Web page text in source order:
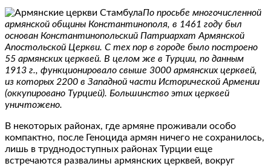
По просьбе многочисленной
армянской общины Константинополя, в 1461 году был
основан Константинопольский Патриархат Армянской
Апостольской Церкви. С тех пор в городе было построено
55 армянских церквей. В целом же в Турции, по данным
1913 г., функционировало свыше 3000 армянских церквей,
из которых 2200 в Западной части Исторической Армении
(оккупировано Турцией). Большинство этих церквей
уничтожено.
В некоторых районах, где армяне проживали особо
компактно, после Геноцида армян ничего не сохранилось,
лишь в труднодоступных районах Турции еще
встречаются развалины армянских церквей, вокруг